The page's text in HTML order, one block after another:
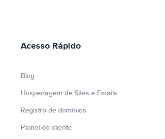
Acesso Rápido
Blog
Hospedagem de Sites e Emails
Registro de domínios
Painel do cliente